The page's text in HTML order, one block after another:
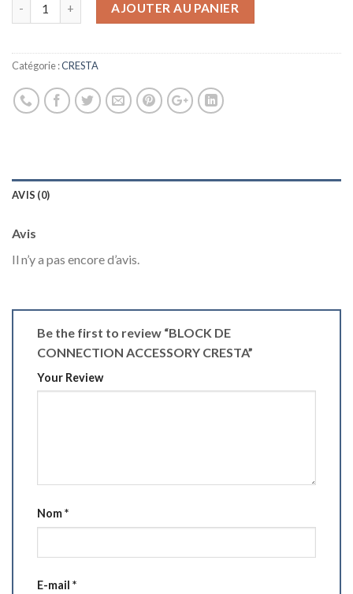
AJOUTER AU PANIER
Catégorie :CRESTA
AVIS (0)
Avis
Il n’y a pas encore d’avis.
Be the first to review “BLOCK DE
CONNECTION ACCESSORY CRESTA”
Your Review
Nom*
E-mail *